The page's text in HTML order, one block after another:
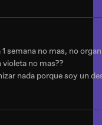
semana no mas, no
violeta no mas??
nada porque soy un